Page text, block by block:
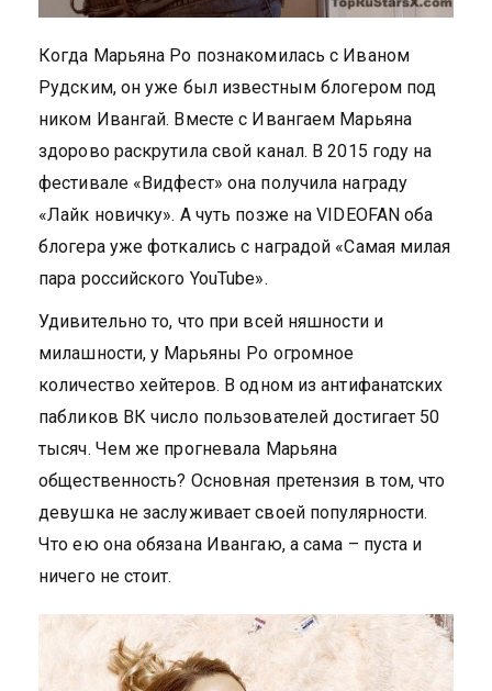
Когда Марьяна Ро познакомилась с Иваном
Рудским, он уже был известным блогером под
ником Ивангай. Вместе с Ивангаем Марьяна
здорово раскрутила свой канал. В 2015 году на
фестивале «Видфест» она получила награду
«Лайк новичку». А чуть позже на VIDEOFAN оба
блогера уже фоткались с наградой «Самая милая
пара российского YouTube».
Удивительно то, что при всей няшности и
милашности, у Марьяны Ро огромное
количество хейтеров. В одном из антифанатских
пабликов ВК число пользователей достигает 50
тысяч. Чем же прогневала Марьяна
общественность? Основная претензия в том, что
девушка не заслуживает своей популярности.
Что ею она обязана Ивангаю, а сама – пуста и
ничего не стоит.